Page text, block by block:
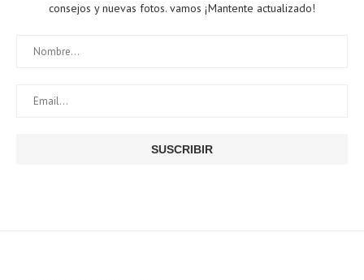
consejos y nuevas fotos. vamos ¡Mantente actualizado!